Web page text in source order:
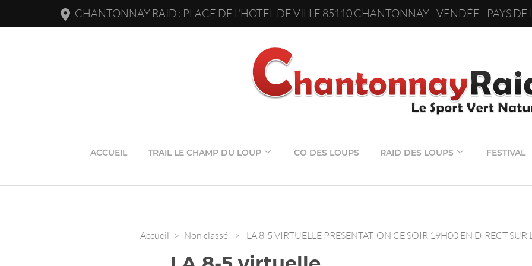
CHANTONNAY RAID : PLACE DE L'HOTEL DE VILLE 85110 CHANTONNAY - VENDÉE - PAYS DE
ACCUEIL TRAIL LE CHAMP DU LOUP CO DES LOUPS RAID DES LOUPS FESTIVAL
Accueil > Non classé > LA 8-5 VIRTUELLE PRESENTATION CE SOIR 19H00 EN DIRECT SUR